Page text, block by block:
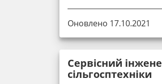
Оновлено 17.10.2021
Сервісний
сільгосптехніки